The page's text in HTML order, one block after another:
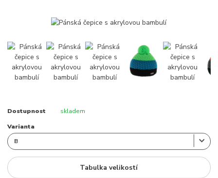
Dostupnost skladem
Varianta
Tabulka velikostí